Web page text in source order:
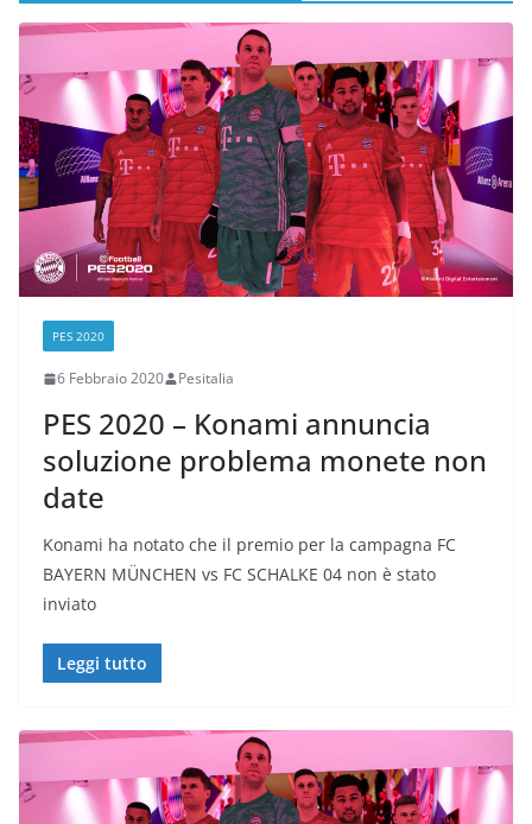
PES 2020
6 Febbraio 2020 Pesitalia
PES 2020 – Konami annuncia
soluzione problema monete non
date
Konami ha notato che il premio per la campagna FC
BAYERN MÜNCHEN vs FC SCHALKE 04 non è stato
inviato
Leggi tutto